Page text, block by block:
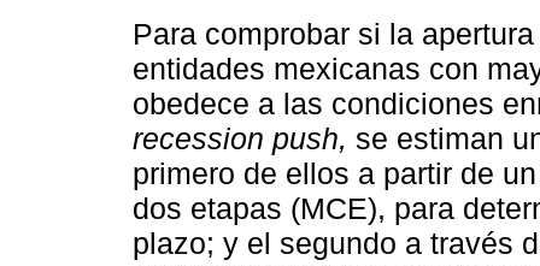
Para comprobar si la
entidades mexicanas con
obedece a las condiciones
recession push, se estiman
primero de ellos a partir de
dos etapas (MCE), para
plazo; y el segundo a través